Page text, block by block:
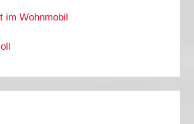
im Wohnmobil